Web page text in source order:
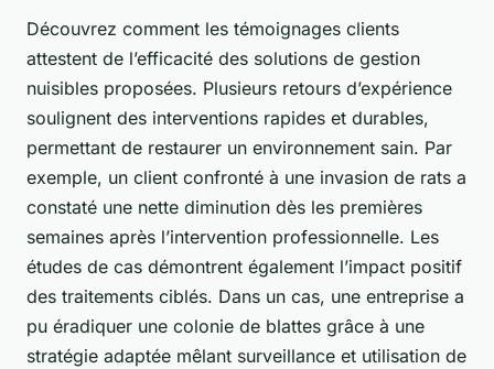
Découvrez comment les témoignages clients
attestent de l’efficacité des solutions de gestion
nuisibles proposées. Plusieurs retours d’expérience
soulignent des interventions rapides et durables,
permettant de restaurer un environnement sain. Par
exemple, un client confronté à une invasion de rats a
constaté une nette diminution dès les premières
semaines après l’intervention professionnelle. Les
études de cas démontrent également l’impact positif
des traitements ciblés. Dans un cas, une entreprise a
pu éradiquer une colonie de blattes grâce à une
stratégie adaptée mêlant surveillance et utilisation de